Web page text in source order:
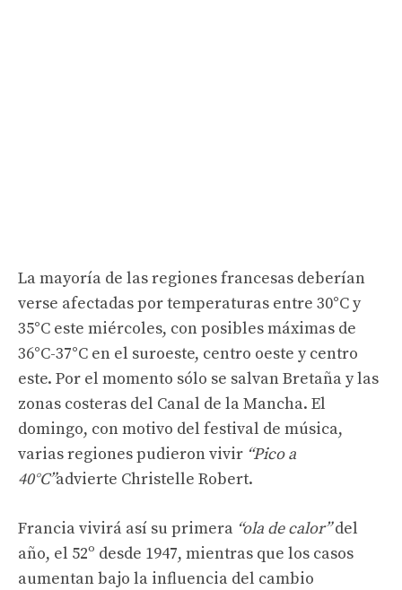
La mayoría de las regiones francesas deberían
verse afectadas por temperaturas entre 30°C y
35°C este miércoles, con posibles máximas de
36°C-37°C en el suroeste, centro oeste y centro
este. Por el momento sólo se salvan Bretaña y las
zonas costeras del Canal de la Mancha. El
domingo, con motivo del festival de música,
varias regiones pudieron vivir “Pico a
40°C”advierte Christelle Robert.
Francia vivirá así su primera “ola de calor”del
año, el 52º desde 1947, mientras que los casos
aumentan bajo la influencia del cambio